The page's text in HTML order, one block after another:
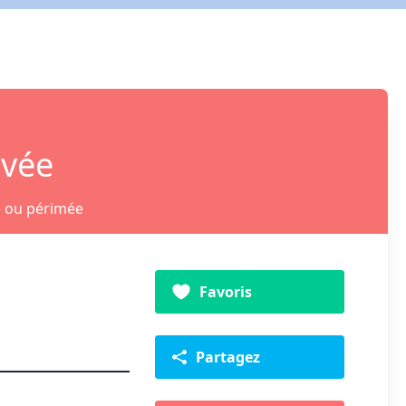
ou périmée
Favoris
Partagez